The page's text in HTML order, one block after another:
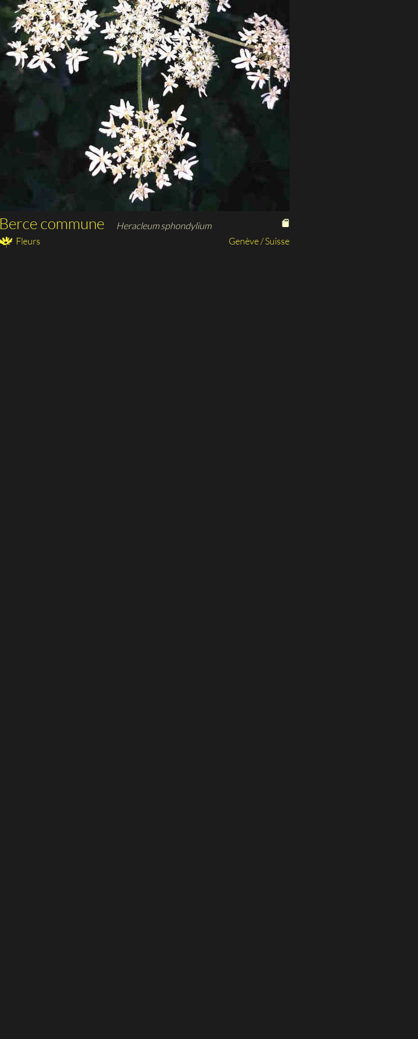
Berce commune
Heracleum sphondylium
Fleurs
Genève / Suisse